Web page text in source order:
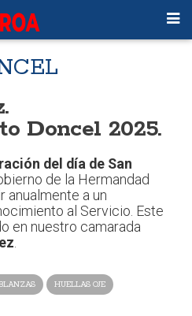
Doncel 2025.
del día de San
de la Hermandad
anualmente a un
al Servicio. Este
en nuestro camarada
HUELLAS OJE